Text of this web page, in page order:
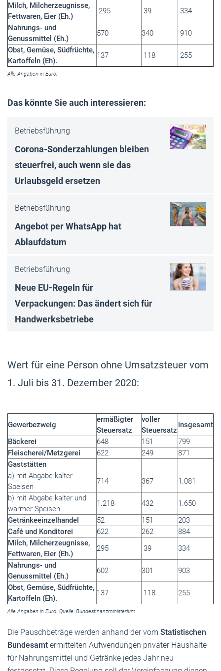
Milch, Milcherzeugnisse,
Fettwaren, Eier (Eh.)
295 39
334
Nahrungs- und
Genussmittel (Eh.)
570 340
910
Obst, Gemüse, Südfrüchte,
Kartoffeln (Eh).
137 118 255
Alle Angaben in Euro.
Das könnte Sie auch interessieren:
Betriebsführung
Corona-Sonderzahlungen bleiben
steuerfrei, auch wenn sie das
Urlaubsgeld ersetzen
Betriebsführung
Angebot per WhatsApp hat
Ablaufdatum
Betriebsführung
Neue EU-Regeln für
Verpackungen: Das ändert sich für
Handwerksbetriebe
Wert für eine Person ohne Umsatzsteuer vom
1. Juli bis 31. Dezember 2020:
Gewerbezweig
ermäßigter
Steuersatz
voller
Steuersatz
insgesamt
Bäckerei
648 151
799
Fleischerei/Metzgerei
622 249
871
Gaststätten
a) mit Abgabe kalter
Speisen
714 367
1.081
b) mit Abgabe kalter und
warmer Speisen
1.218 432
1.650
Getränkeeinzelhandel
52 151
203
Café und Konditorei
622 262
884
Milch, Milcherzeugnisse,
Fettwaren, Eier (Eh.)
295 39
334
Nahrungs- und
Genussmittel (Eh.)
602 301
903
Obst, Gemüse, Südfrüchte,
Kartoffeln (Eh).
137 118 255
Alle Angaben in Euro. Quelle: Bundesfinanzministerium
Die Pauschbeträge werden anhand der vom Statistischen
Bundesamt ermittelten Aufwendungen privater Haushalte
für Nahrungsmittel und Getränke jedes Jahr neu